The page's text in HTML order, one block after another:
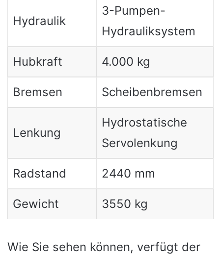
Hydraulik
3-Pumpen-
Hydrauliksystem
Hubkraft 4.000 kg
Bremsen Scheibenbremsen
Lenkung
Hydrostatische
Servolenkung
Radstand 2440 mm
Gewicht 3550 kg
Wie Sie sehen können, verfügt der